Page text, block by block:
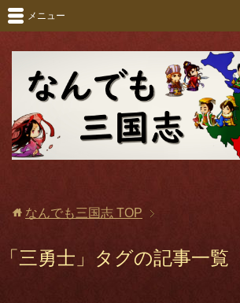
メニュー
なんでも三国志 TOP
「三勇士」タグの記事一覧